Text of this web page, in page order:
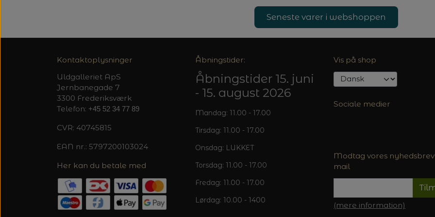
Seneste varer i webshoppen
Kontaktoplysninger
Uldgalleriet ApS
Jernbanegade 7
3300 Frederiksværk
Telefon: +45 52 34 77 89
CVR: 40745815
EAN nr.: 5797200103024
Her kan du betale med
Åbningstider:
Åbningstider 15. juni
- 15. august 2026
Mandag: 11.00 - 17.00
Tirsdag: 11.00 - 17.00
Onsdag: LUKKET
Torsdag: 11.00 - 17.00
Fredag: 11.00 - 17.00
Lørdag: 10.00 - 1400
Vis på shop
Sociale medier
Modtag vores nyhedsbrev
mail
(mere information)